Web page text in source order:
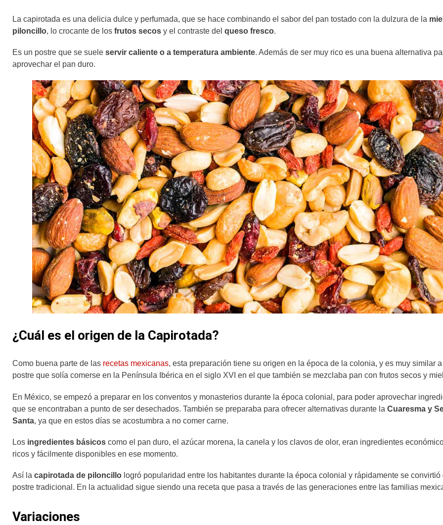
La capirotada es una delicia dulce y perfumada, que se hace combinando el sabor del pan tostado con la dulzura de la
piloncillo, lo crocante de los frutos secos y el contraste del queso fresco.
Es un postre que se suele servir caliente o a temperatura ambiente. Además de ser muy rico es una buena alternativa
aprovechar el pan duro.
¿Cuál es el origen de la Capirotada?
Como buena parte de las recetas mexicanas, esta preparación tiene su origen en la época de la colonia, y es muy similar a
postre que solía comerse en la Península Ibérica en el siglo XVI en el que también se mezclaba pan con frutos secos y
En México, se empezó a preparar en los conventos y monasterios durante la época colonial, para poder aprovechar
que se encontraban a punto de ser desechados. También se preparaba para ofrecer alternativas durante la Cuaresma y
Santa, ya que en estos días se acostumbra a no comer carne.
Los ingredientes básicos como el pan duro, el azúcar morena, la canela y los clavos de olor, eran ingredientes
ricos y fácilmente disponibles en ese momento.
Así la capirotada de piloncillo logró popularidad entre los habitantes durante la época colonial y rápidamente se convirtió
postre tradicional. En la actualidad sigue siendo una receta que pasa a través de las generaciones entre las familias
Variaciones